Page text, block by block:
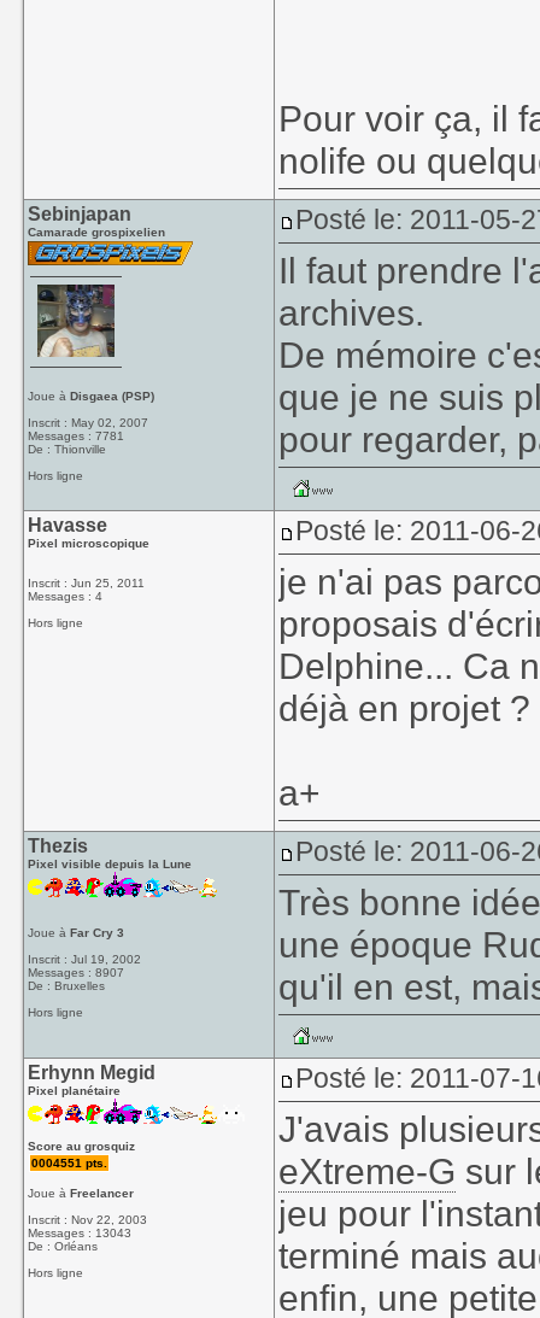
Pour voir ça, il
nolife ou
Sebinjapan
Camarade grospixelien
Joue àDisgaea (PSP)
Inscrit : May 02, 2007
Messages : 7781
De : Thionville
Hors ligne
Posté le: 2011-05-
Il faut prendre
archives.
De mémoire
que je ne suis
pour regarder,
Havasse
Pixel microscopique
Inscrit : Jun 25, 2011
Messages : 4
Hors ligne
Posté le: 2011-06-
je n'ai pas
proposais
Delphine... Ca
déjà en projet ?
a+
Thezis
Pixel visible depuis la Lune
Joue àFar Cry 3
Inscrit : Jul 19, 2002
Messages : 8907
De : Bruxelles
Hors ligne
Posté le: 2011-06-
Très bonne
une époque
qu'il en est,
Erhynn Megid
Pixel planétaire
Score au grosquiz
0004551 pts.
Joue àFreelancer
Inscrit : Nov 22, 2003
Messages : 13043
De : Orléans
Hors ligne
Posté le: 2011-07-
J'avais
eXtreme-G sur
jeu pour
terminé mais
enfin, une